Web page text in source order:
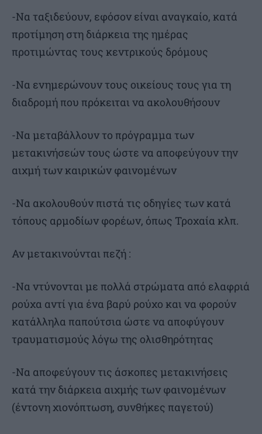
-Να ταξιδεύουν, εφόσον είναι αναγκαίο, κατά
προτίμηση στη διάρκεια της ημέρας
προτιμώντας τους κεντρικούς δρόμους
-Να ενημερώνουν τους οικείους τους για τη
διαδρομή που πρόκειται να ακολουθήσουν
-Να μεταβάλλουν το πρόγραμμα των
μετακινήσεών τους ώστε να αποφεύγουν την
αιχμή των καιρικών φαινομένων
-Να ακολουθούν πιστά τις οδηγίες των κατά
τόπους αρμοδίων φορέων, όπως Τροχαία κλπ.
Αν μετακινούνται πεζή :
-Να ντύνονται με πολλά στρώματα από ελαφριά
ρούχα αντί για ένα βαρύ ρούχο και να φορούν
κατάλληλα παπούτσια ώστε να αποφύγουν
τραυματισμούς λόγω της ολισθηρότητας
-Να αποφεύγουν τις άσκοπες μετακινήσεις
κατά την διάρκεια αιχμής των φαινομένων
(έντονη χιονόπτωση, συνθήκες παγετού)